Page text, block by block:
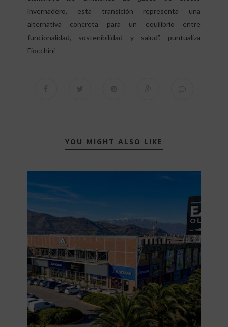
invernadero, esta transición representa una
alternativa concreta para un equilibrio entre
funcionalidad, sostenibilidad y salud”, puntualiza
Fiocchini
YOU MIGHT ALSO LIKE